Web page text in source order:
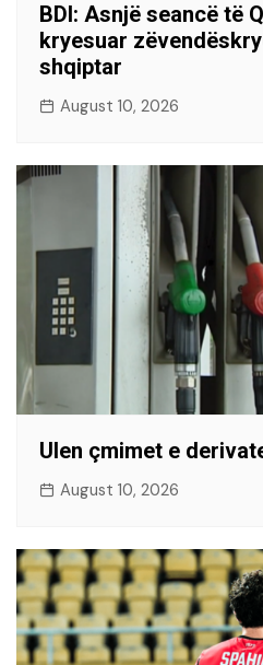
BDI: Asnjë seancë të
kryesuar
shqiptar
August 10, 2026
Ulen çmimet e
August 10, 2026